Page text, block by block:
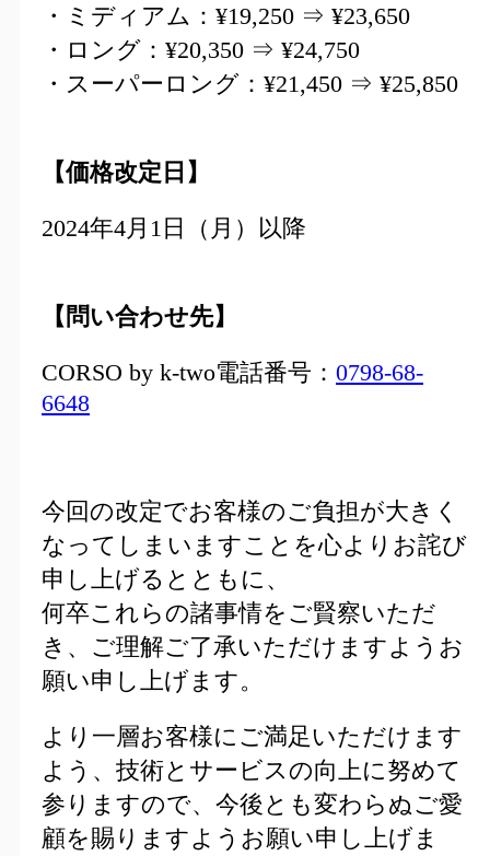
・ミディアム：¥19,250 ⇒ ¥23,650
・ロング：¥20,350 ⇒ ¥24,750
・スーパーロング：¥21,450 ⇒ ¥25,850
【価格改定日】
2024年4月1日（月）以降
【問い合わせ先】
CORSO by k-two電話番号： 0798-68-
6648
今回の改定でお客様のご負担が大きく
なってしまいますことを心よりお詫び
申し上げるとともに、
何卒これらの諸事情をご賢察いただ
き、ご理解ご了承いただけますようお
願い申し上げます。
より一層お客様にご満足いただけます
よう、技術とサービスの向上に努めて
参りますので、今後とも変わらぬご愛
顧を賜りますようお願い申し上げま